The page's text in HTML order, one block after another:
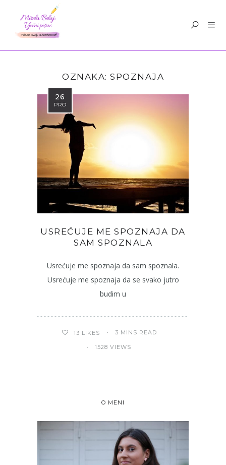
OZNAKA: SPOZNAJA
26
PRO
USREĆUJE ME SPOZNAJA DA
SAM SPOZNALA
Usrećuje me spoznaja da sam spoznala.
Usrećuje me spoznaja da se svako jutro
budim u
13 LIKES 3 MINS READ
1528 VIEWS
O MENI